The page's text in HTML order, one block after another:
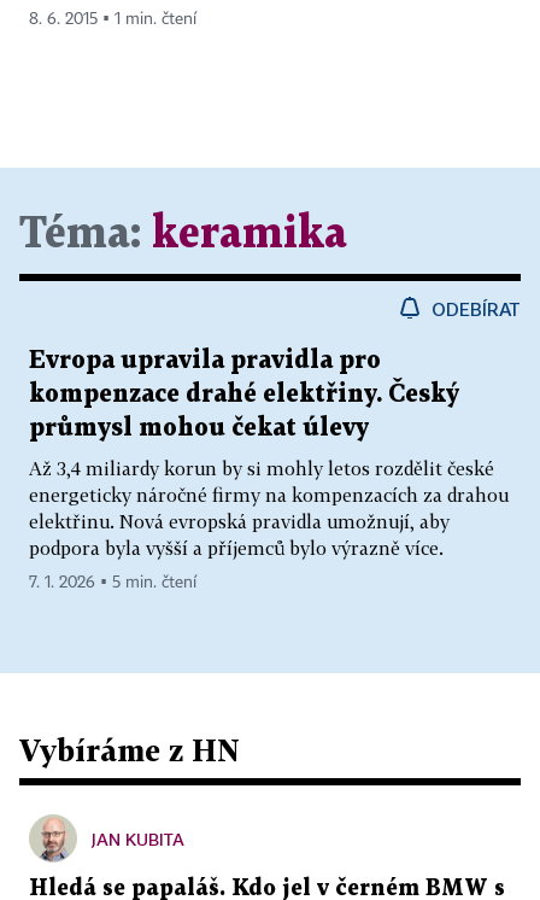
8. 6. 2015 ▪ 1 min. čtení
Téma: keramika
ODEBÍRAT
Evropa upravila pravidla pro
kompenzace drahé elektřiny. Český
průmysl mohou čekat úlevy
Až 3,4 miliardy korun by si mohly letos rozdělit české
energeticky náročné firmy na kompenzacích za drahou
elektřinu. Nová evropská pravidla umožnují, aby
podpora byla vyšší a příjemců bylo výrazně více.
7. 1. 2026 ▪ 5 min. čtení
Vybíráme z HN
JAN KUBITA
Hledá se papaláš. Kdo jel v černém BMW s